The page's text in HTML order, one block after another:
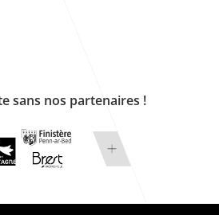
sans nos partenaires !